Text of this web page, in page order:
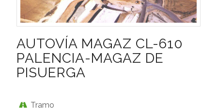
AUTOVÍA MAGAZ CL-610
PALENCIA-MAGAZ DE
PISUERGA
Tramo